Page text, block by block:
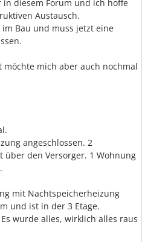
diesem Forum und ich hoffe
Austausch.
Bau und muss jetzt eine
mich aber auch nochmal
angeschlossen. 2
den Versorger. 1 Wohnung
mit Nachtspeicherheizung
und ist in der 3 Etage.
wurde alles, wirklich alles raus